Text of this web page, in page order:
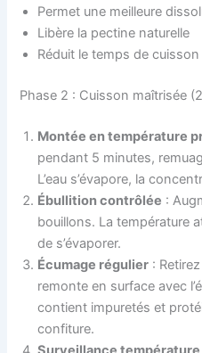
Permet une meilleure
Libère la pectine naturelle
Réduit le temps de cuisson
Phase 2 : Cuisson maîtrisée
Montée en température
pendant 5 minutes,
L’eau s’évapore, la
Ébullition contrôlée :
bouillons. La température
de s’évaporer.
Écumage régulier :
remonte en surface avec
contient impuretés et
confiture.